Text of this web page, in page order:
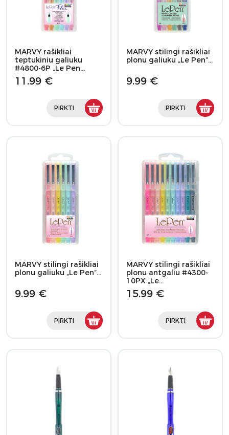
MARVY rašikliai
teptukiniu galiuku
#4800-6P „Le Pen…
11.99 €
PIRKTI
MARVY stilingi rašikliai
plonu galiuku „Le Pen”…
9.99 €
PIRKTI
MARVY stilingi rašikliai
plonu galiuku „Le Pen”…
9.99 €
PIRKTI
MARVY stilingi rašikliai
plonu antgaliu #4300-
10PX „Le…
15.99 €
PIRKTI